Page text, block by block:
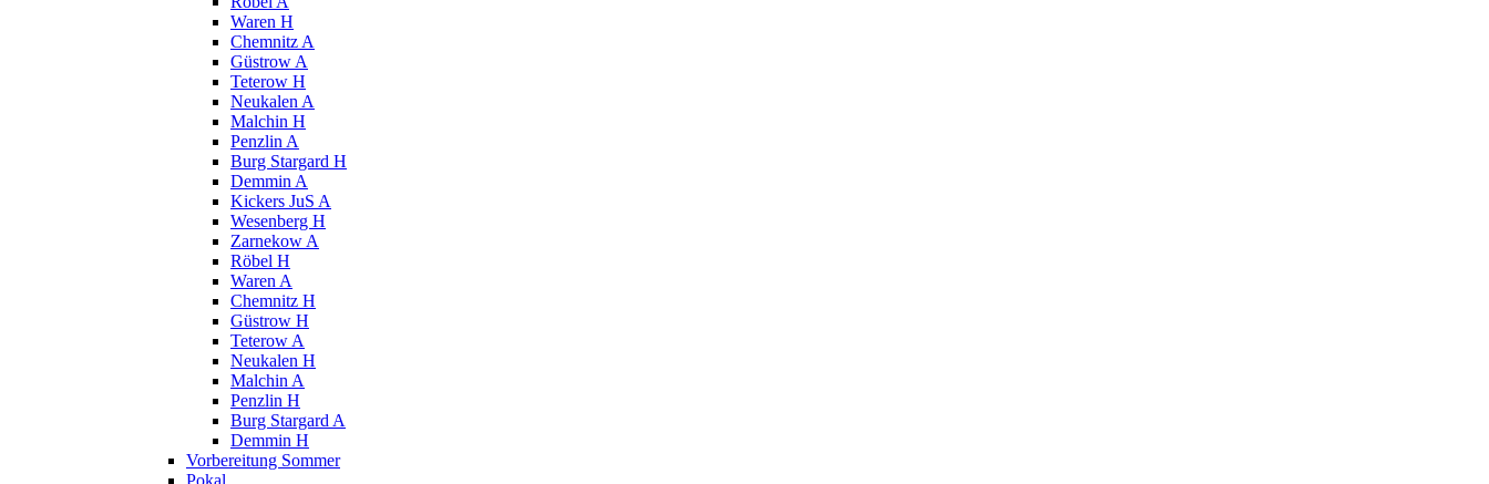
Waren H
Chemnitz A
Güstrow A
Teterow H
Neukalen A
Malchin H
Penzlin A
Burg Stargard H
Demmin A
Kickers JuS A
Wesenberg H
Zarnekow A
Röbel H
Waren A
Chemnitz H
Güstrow H
Teterow A
Neukalen H
Malchin A
Penzlin H
Burg Stargard A
Demmin H
Vorbereitung Sommer